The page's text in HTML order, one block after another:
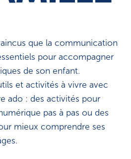
que la communication
pour accompagner
de son enfant.
et activités à vivre avec
ado : des activités pour
pas à pas ou des
mieux comprendre ses